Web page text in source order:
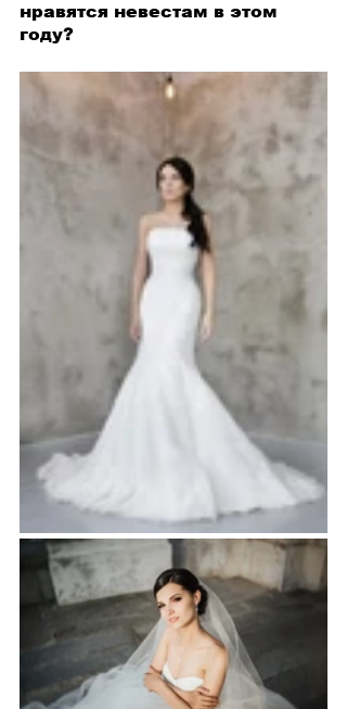
нравятся невестам в этом
году?